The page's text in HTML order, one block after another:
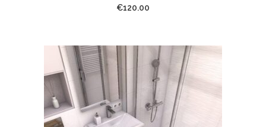
€120.00